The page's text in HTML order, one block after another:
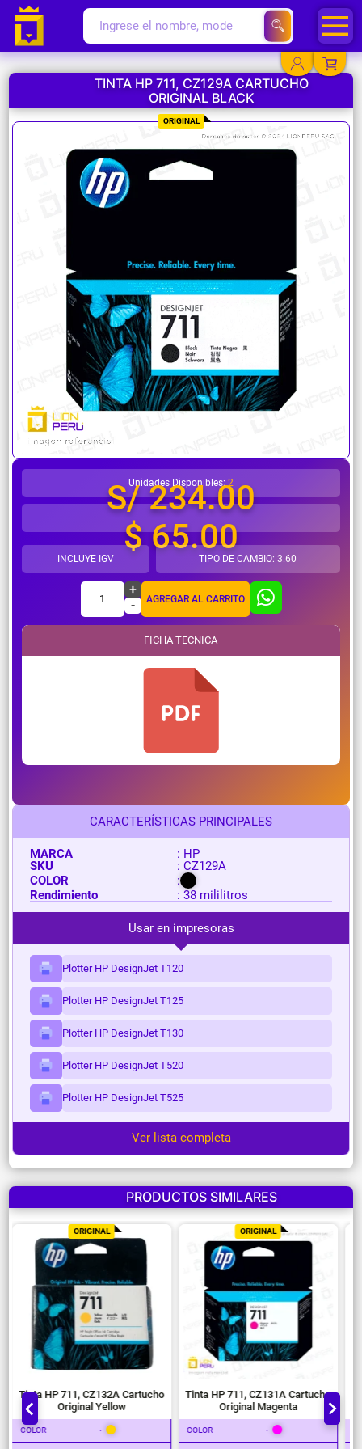
YA EXISTO
SOY NUEVO
¿Necesitas ayuda?
TINTA HP 711, CZ129A CARTUCHO
ORIGINAL BLACK
ORIGINAL
CARACTERÍSTICAS PRINCIPALES
MARCA
: HP
SKU
: CZ129A
COLOR
:
Rendimiento
: 38 mililitros
Usar en impresoras
Plotter HP DesignJet T120
Plotter HP DesignJet T125
Plotter HP DesignJet T130
Plotter HP DesignJet T520
Plotter HP DesignJet T525
Ver lista completa
Unidades Disponibles:2
S/ 234.00
$ 65.00
INCLUYE IGV TIPO DE CAMBIO: 3.60
1
+
-
AGREGAR AL CARRITO
FICHA TECNICA
PRODUCTOS SIMILARES
ORIGINAL
Tinta HP 711, CZ132A Cartucho
Original Yellow
COLOR :
ORIGINAL
Tinta HP 711, CZ131A Cartucho
Original Magenta
COLOR :